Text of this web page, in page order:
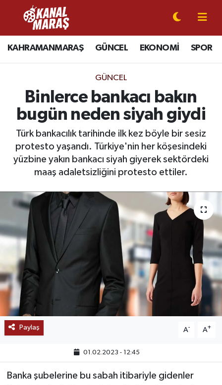
KAHRAMANMARAŞ GÜNCEL EKONOMİ SPOR
GÜNCEL
Binlerce bankacı bakın
bugün neden siyah giydi
Türk bankacılık tarihinde ilk kez böyle bir sesiz
protesto yaşandı. Türkiye'nin her köşesindeki
yüzbine yakın bankacı siyah giyerek sektördeki
maaş adaletsizliğini protesto ettiler.
Paylaş A- A+
01.02.2023 - 12:45
Banka şubelerine bu sabah itibariyle gidenler
CANLI YAYIN
KAHRAMANMARAŞ
GÜNCEL
SPOR
SİYASET
EKONOMİ
MAGAZİN
SAĞLIK
EĞİTİM
BÖLGE
KEŞFET
Kahramanmaraş Nöbetçi Eczaneler
Kahramanmaraş Hava Durumu
Kahramanmaraş Namaz Vakitleri
Kahramanmaraş Trafik Yoğunluk Haritası
Süper Lig Puan Durumu ve Fikstür
Tüm Manşetler
Haber Arşivi